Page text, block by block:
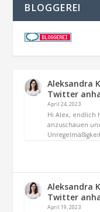
BLOGGEREI
Aleksandra
Twitter
April 24, 2023
Hi Alex, endlich
anzuschauen
Aleksandra
Twitter
April 19, 2023